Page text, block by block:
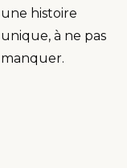
une histoire
unique, à ne pas
manquer.